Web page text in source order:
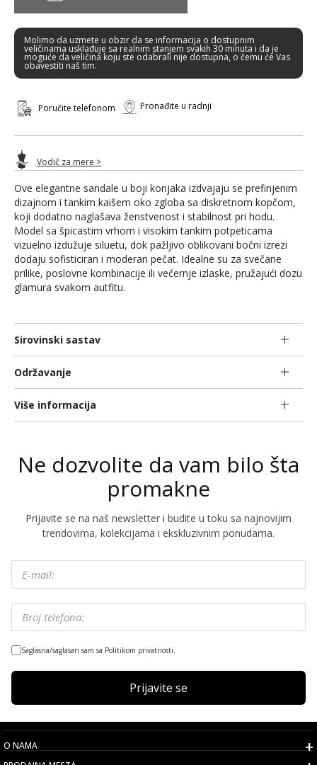
Ove elegantne sandale u boji konjaka izdvajaju se prefinjenim
dizajnom i tankim kaišem oko zgloba sa diskretnom kopčom,
koji dodatno naglašava ženstvenost i stabilnost pri hodu.
Model sa špicastim vrhom i visokim tankim potpeticama
vizuelno izdužuje siluetu, dok pažljivo oblikovani bočni izrezi
dodaju sofisticiran i moderan pečat. Idealne su za svečane
prilike, poslovne kombinacije ili večernje izlaske, pružajući dozu
glamura svakom autfitu.
Sirovinski sastav
Održavanje
Više informacija
Molimo da uzmete u obzir da se informacija o dostupnim
veličinama usklađuje sa realnim stanjem svakih 30 minuta i da je
moguće da veličina koju ste odabrali nije dostupna, o čemu će Vas
obavestiti naš tim.
Poručite telefonom Pronađite u radnji
Vodič za mere >
Ne dozvolite da vam bilo šta
promakne
Prijavite se na naš newsletter i budite u toku sa najnovijim
trendovima, kolekcijama i ekskluzivnim ponudama.
Saglasna/saglasan sam sa Politikom privatnosti.
Prijavite se
O NAMA